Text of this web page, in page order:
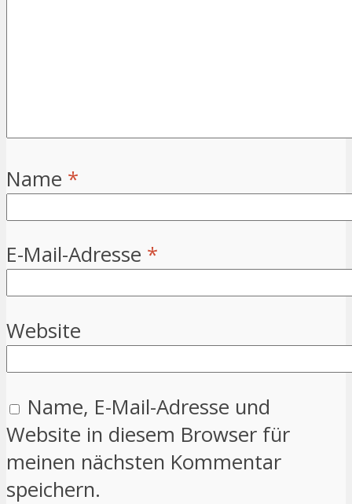
Name *
E-Mail-Adresse *
Website
Name, E-Mail-Adresse und
Website in diesem Browser für
meinen nächsten Kommentar
speichern.